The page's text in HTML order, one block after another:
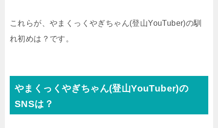
これらが、やまくっくやぎちゃん(登山YouTuber)の馴
れ初めは？です。
やまくっくやぎちゃん(登山YouTuber)の
SNSは？